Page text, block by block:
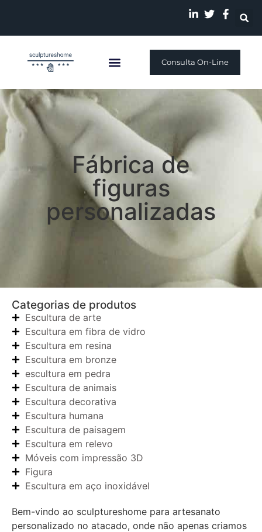
Consulta On-Line
Fábrica de
figuras
personalizadas
Categorias de produtos
Escultura de arte
Escultura em fibra de vidro
Escultura em resina
Escultura em bronze
escultura em pedra
Escultura de animais
Escultura decorativa
Escultura humana
Escultura de paisagem
Escultura em relevo
Móveis com impressão 3D
Figura
Escultura em aço inoxidável
Bem-vindo ao sculptureshome para artesanato
personalizado no atacado, onde não apenas criamos